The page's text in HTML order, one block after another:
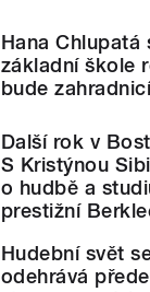
Hana Chlupatá
základní škole
bude
Další rok v
S Kristýnou
o hudbě a
prestižní
Hudební svět
odehrává